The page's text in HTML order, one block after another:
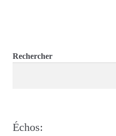
Rechercher
Échos: